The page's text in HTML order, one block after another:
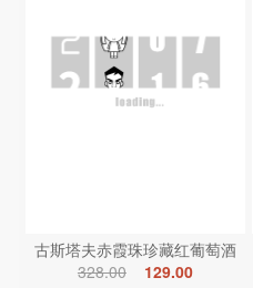
古斯塔夫赤霞珠珍藏红葡萄酒
328.00
129.00